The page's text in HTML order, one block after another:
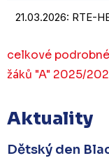
21.03.2026: RTE-
celkové
žáků "A" 2025/
Aktuality
Dětský den